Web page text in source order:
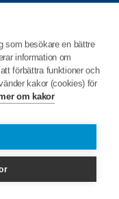
som besökare en bättre
information om
förbättra funktioner och
kakor (cookies) för
om kakor